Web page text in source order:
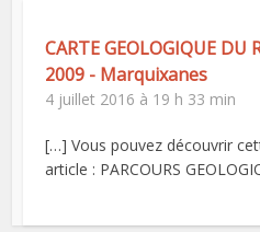
CARTE GEOLOGIQUE DU
2009 - Marquixanes
4 juillet 2016 à 19 h 33 min
[…] Vous pouvez découvrir
article : PARCOURS